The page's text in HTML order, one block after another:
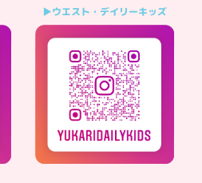
▶ウエスト・デイリーキッズ